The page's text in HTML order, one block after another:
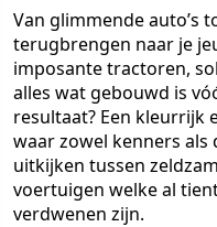
Van glimmende auto’s
terugbrengen naar je
imposante tractoren,
alles wat gebouwd is
resultaat? Een kleurrijk
waar zowel kenners als
uitkijken tussen
voertuigen welke al
verdwenen zijn.